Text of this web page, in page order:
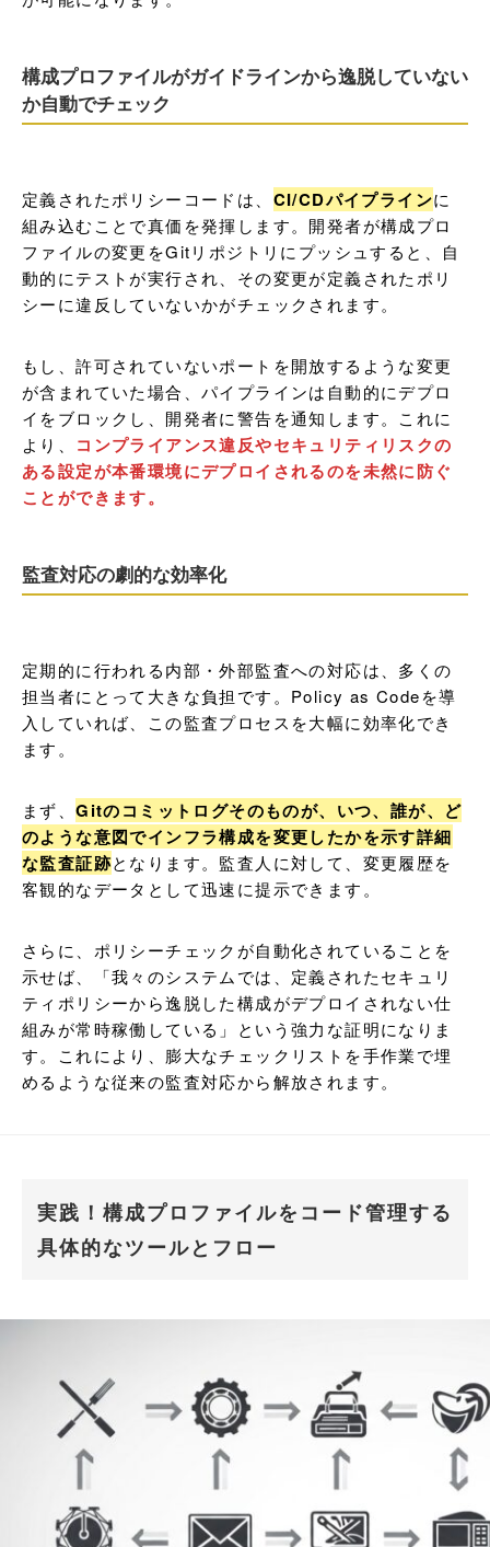
構成プロファイルがガイドラインから逸脱していない
か自動でチェック
定義されたポリシーコードは、 CI/CDパイプラインに
組み込むことで真価を発揮します。開発者が構成プロ
ファイルの変更をGitリポジトリにプッシュすると、自
動的にテストが実行され、その変更が定義されたポリ
シーに違反していないかがチェックされます。
もし、許可されていないポートを開放するような変更
が含まれていた場合、パイプラインは自動的にデプロ
イをブロックし、開発者に警告を通知します。これに
より、 コンプライアンス違反やセキュリティリスクの
ある設定が本番環境にデプロイされるのを未然に防ぐ
ことができます。
監査対応の劇的な効率化
定期的に行われる内部・外部監査への対応は、多くの
担当者にとって大きな負担です。Policy as Codeを導
入していれば、この監査プロセスを大幅に効率化でき
ます。
まず、Gitのコミットログそのものが、いつ、誰が、ど
のような意図でインフラ構成を変更したかを示す詳細
な監査証跡となります。監査人に対して、変更履歴を
客観的なデータとして迅速に提示できます。
さらに、ポリシーチェックが自動化されていることを
示せば、「我々のシステムでは、定義されたセキュリ
ティポリシーから逸脱した構成がデプロイされない仕
組みが常時稼働している」という強力な証明になりま
す。これにより、膨大なチェックリストを手作業で埋
めるような従来の監査対応から解放されます。
実践！構成プロファイルをコード管理する
具体的なツールとフロー